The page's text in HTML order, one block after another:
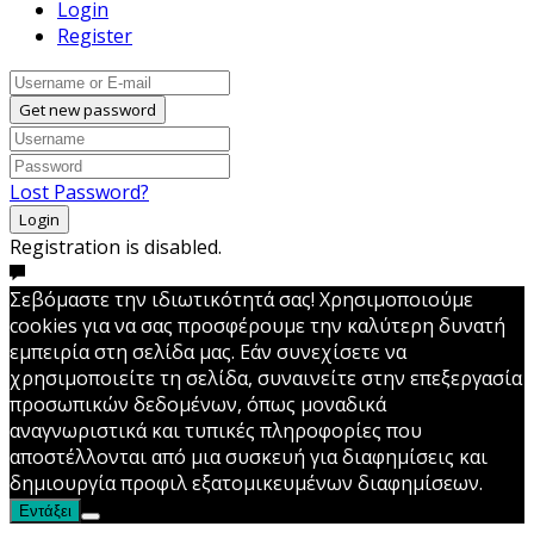
Login
Register
Get new password
Lost Password?
Login
Registration is disabled.
Σεβόμαστε την ιδιωτικότητά σας! Χρησιμοποιούμε
cookies για να σας προσφέρουμε την καλύτερη δυνατή
εμπειρία στη σελίδα μας. Εάν συνεχίσετε να
χρησιμοποιείτε τη σελίδα, συναινείτε στην επεξεργασία
προσωπικών δεδομένων, όπως μοναδικά
αναγνωριστικά και τυπικές πληροφορίες που
αποστέλλονται από μια συσκευή για διαφημίσεις και
δημιουργία προφιλ εξατομικευμένων διαφημίσεων.
Εντάξει